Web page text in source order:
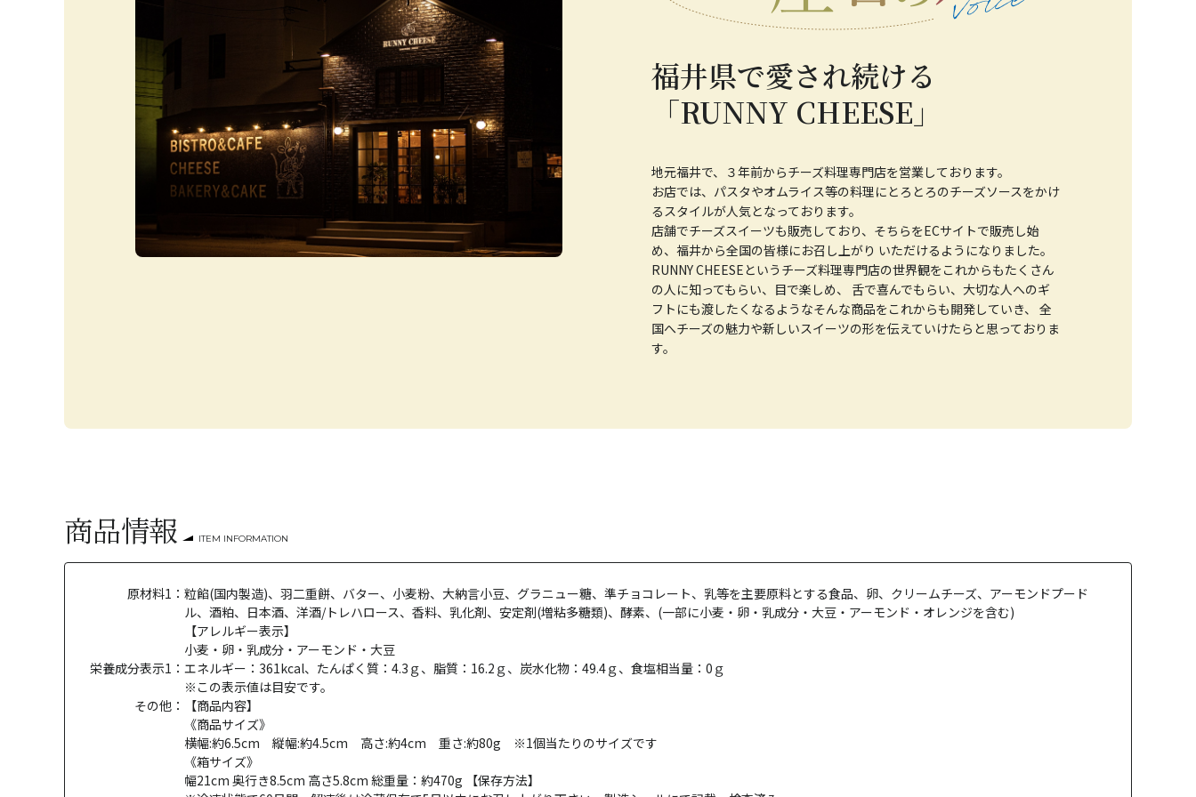
福井県で愛され続ける
「RUNNY CHEESE」
地元福井で、３年前からチーズ料理専門店を営業しております。
お店では、パスタやオムライス等の料理にとろとろのチーズソースをかけ
るスタイルが人気となっております。
店舗でチーズスイーツも販売しており、そちらをECサイトで販売し始
め、福井から全国の皆様にお召し上がり いただけるようになりました。
RUNNY CHEESEというチーズ料理専門店の世界観をこれからもたくさん
の人に知ってもらい、目で楽しめ、 舌で喜んでもらい、大切な人へのギ
フトにも渡したくなるようなそんな商品をこれからも開発していき、 全
国へチーズの魅力や新しいスイーツの形を伝えていけたらと思っておりま
す。
商品情報 ITEM INFORMATION
原材料1： 粒餡(国内製造)、羽二重餅、バター、小麦粉、大納言小豆、グラニュー糖、準チョコレート、乳等を主要原料とする食品、卵、クリームチーズ、アーモンドプード
ル、酒粕、日本酒、洋酒/トレハロース、香料、乳化剤、安定剤(増粘多糖類)、酵素、(一部に小麦・卵・乳成分・大豆・アーモンド・オレンジを含む)
【アレルギー表示】
小麦・卵・乳成分・アーモンド・大豆
栄養成分表示1： エネルギー：361kcal、たんぱく質：4.3ｇ、脂質：16.2ｇ、炭水化物：49.4ｇ、食塩相当量：0ｇ
※この表示値は目安です。
その他：
【商品内容】
《商品サイズ》
横幅:約6.5cm 縦幅:約4.5cm 高さ:約4cm 重さ:約80g ※1個当たりのサイズです
《箱サイズ》
幅21cm 奥行き8.5cm 高さ5.8cm 総重量：約470g 【保存方法】